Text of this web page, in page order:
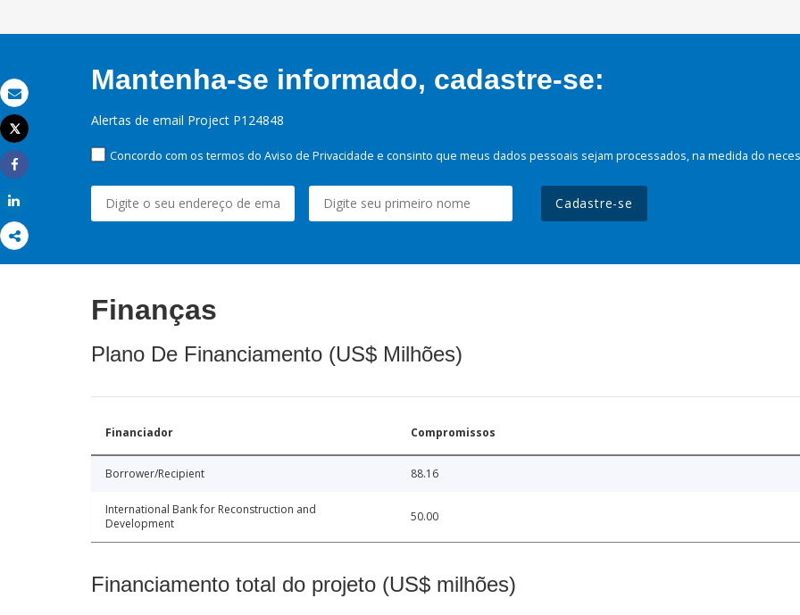
Email
Imprimir
Tweet
Share
Mantenha-se informado, cadastre-se:
Alertas de email Project P124848
Concordo com os termos do Aviso de Privacidade e consinto que meus dados pessoais sejam processados, na medida do
Cadastre-se
Finanças
Plano De Financiamento (US$ Milhões)
Financiador Compromissos
Borrower/Recipient 88.16
International Bank for Reconstruction and
Development
50.00
Financiamento total do projeto (US$ milhões)